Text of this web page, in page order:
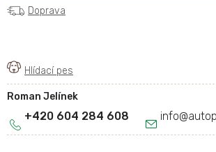
Roman Jelínek
info@
+420 604 284 608
Doprava